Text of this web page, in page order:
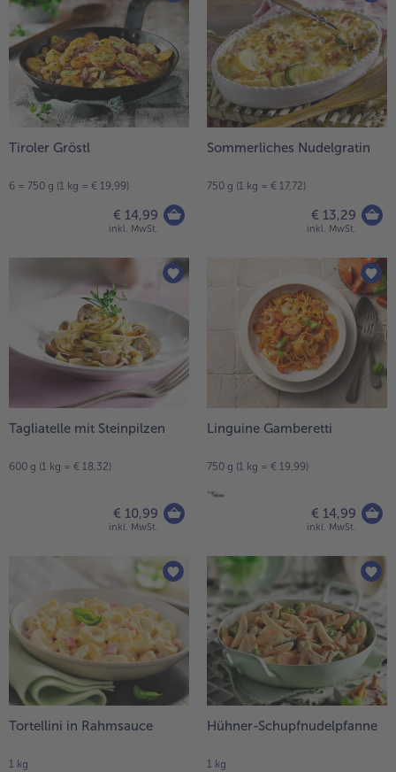
Tiroler Gröstl
6 = 750 g (1 kg = € 19,99)
€ 14,99
inkl. MwSt.
Sommerliches Nudelgratin
750 g (1 kg = € 17,72)
€ 13,29
inkl. MwSt.
Tagliatelle mit Steinpilzen
600 g (1 kg = € 18,32)
€ 10,99
inkl. MwSt.
Linguine Gamberetti
750 g (1 kg = € 19,99)
€ 14,99
inkl. MwSt.
Tortellini in Rahmsauce
1 kg
Hühner-Schupfnudelpfanne
1 kg